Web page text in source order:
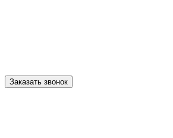
Заказать звонок